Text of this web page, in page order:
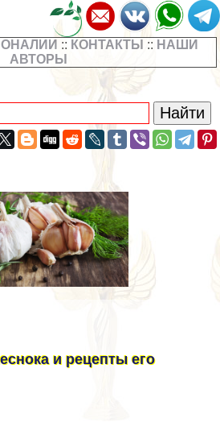
:: КОНТАКТЫ :: НАШИ
АВТОРЫ
и рецепты его